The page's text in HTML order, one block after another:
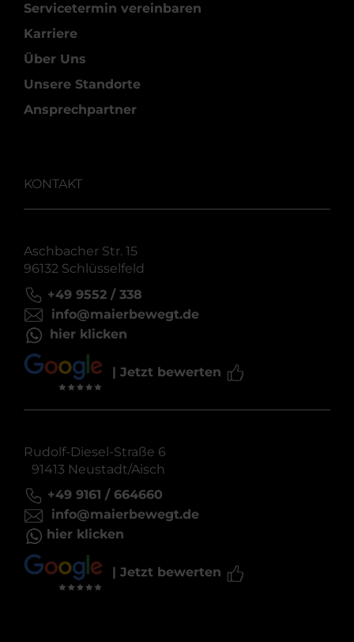
Servicetermin vereinbaren
Karriere
Über Uns
Unsere Standorte
Ansprechpartner
KONTAKT
Aschbacher Str. 15
96132 Schlüsselfeld
+49 9552 / 338
info@maierbewegt.de
hier klicken
| Jetzt bewerten
Rudolf-Diesel-Straße 6
91413 Neustadt/Aisch
+49 9161 / 664660
info@maierbewegt.de
hier klicken
| Jetzt bewerten